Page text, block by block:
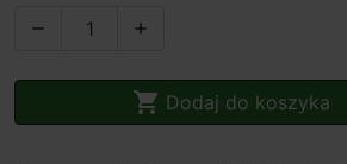
 
 Dodaj do koszyka